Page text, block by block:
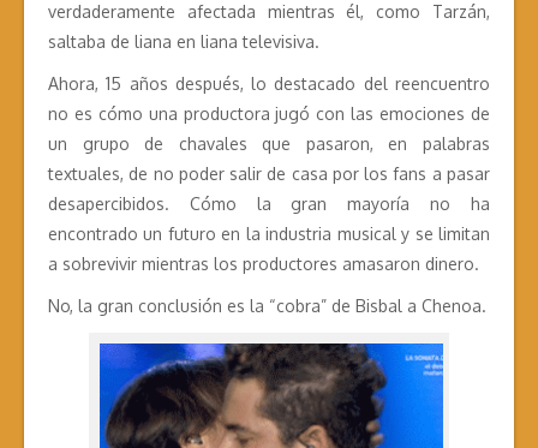
verdaderamente afectada mientras él, como Tarzán,
saltaba de liana en liana televisiva.
Ahora, 15 años después, lo destacado del reencuentro
no es cómo una productora jugó con las emociones de
un grupo de chavales que pasaron, en palabras
textuales, de no poder salir de casa por los fans a pasar
desapercibidos. Cómo la gran mayoría no ha
encontrado un futuro en la industria musical y se limitan
a sobrevivir mientras los productores amasaron dinero.
No, la gran conclusión es la “cobra” de Bisbal a Chenoa.